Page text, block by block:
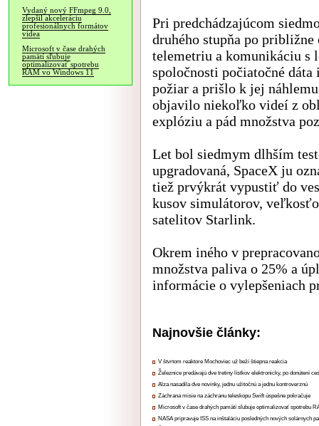
Vydaný nový FFmpeg 9.0,
zlepšil akceleráciu
profesionálnych formátov
videa
Microsoft v čase drahých
pamätí sľubuje
optimalizovať spotrebu
RAM vo Windows 11
Pri predchádzajúcom
druhého stupňa po
telemetriu a komunikáciu
spoločnosti počiatočné
požiar a prišlo k jej
objavilo niekoľko videí z
explóziu a pád množstva
Let bol siedmym dlhším
upgradovaná, SpaceX ju
tiež prvýkrát vypustiť do
kusov simulátorov,
satelitov Starlink.
Okrem iného v
množstva paliva o 25% a
informácie o vylepšeniach
Najnovšie články:
V štvrtom reaktore Mochoviec už beží štiepna reakcia
Železnice predávajú dve tretiny lístkov elektronicky, po donútení
Alza nasadila dve novinky, jednu užitočnú a jednu kontroverznú
Záchrana misie na záchranu teleskopu Swift úspešne pokračuje
Microsoft v čase drahých pamätí sľubuje optimalizovať spotrebu
NASA pripravuje ISS na inštaláciu posledných nových solárnych